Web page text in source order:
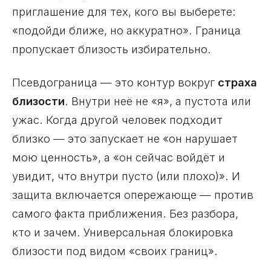
приглашение для тех, кого вы выберете:
«подойди ближе, но аккуратно». Граница
пропускает близость избирательно.
Псевдограница — это контур вокруг страха
близости. Внутри неё не «я», а пустота или
ужас. Когда другой человек подходит
близко — это запускает не «он нарушает
мою ценность», а «он сейчас войдёт и
увидит, что внутри пусто (или плохо)». И
защита включается опережающе — против
самого факта приближения. Без разбора,
кто и зачем. Универсальная блокировка
близости под видом «своих границ».